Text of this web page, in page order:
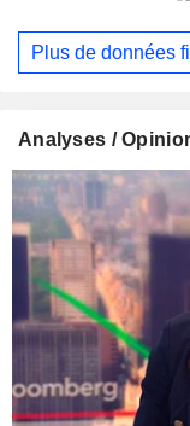
Plus de données
Analyses /